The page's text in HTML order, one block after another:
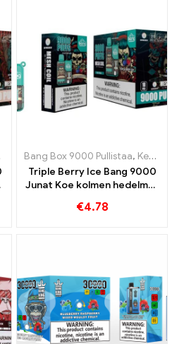
,
Bang Box 9000 Pullistaa, Kertakäyttöiset e-savukkeet Ruotsi
Triple Berry Ice Bang 9000
Junat Koe kolmen hedelmän
€4.78